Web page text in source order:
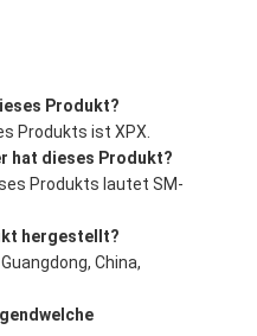
Produkt?
Produkts ist XPX.
hat dieses Produkt?
Produkts lautet SM-
hergestellt?
China,